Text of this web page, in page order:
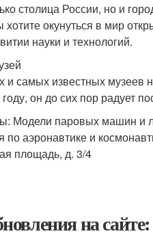
столица России, но и
окунуться в мир
науки и технологий.
самых известных музеев
он до сих пор радует
Модели паровых машин и
аэронавтике и
площадь, д. 3/4
на сайте: